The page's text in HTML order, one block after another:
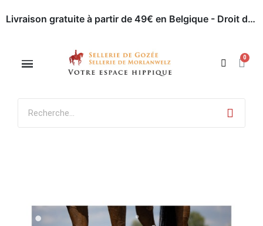
Livraison gratuite à partir de 49€ en Belgique - Droit de retour dans les 30 jours - Paiement en ligne sécurisé